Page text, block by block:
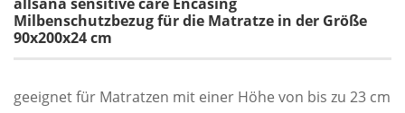
Milbenschutzbezug für die Matratze in der Größe
90x200x24 cm
geeignet für Matratzen mit einer Höhe von bis zu 23 cm